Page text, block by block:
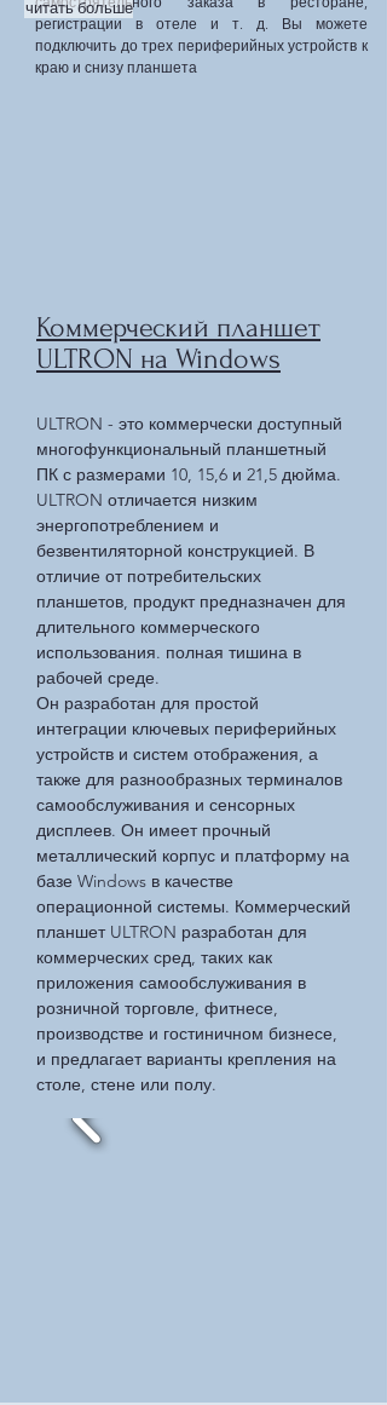
регистрации в отеле и т. д. Вы можете
подключить до трех периферийных устройств к
краю и снизу планшета
читать больше
Коммерческий планшет
ULTRON на Windows
ULTRON - это коммерчески доступный
многофункциональный планшетный
ПК с размерами 10, 15,6 и 21,5 дюйма.
ULTRON отличается низким
энергопотреблением и
безвентиляторной конструкцией. В
отличие от потребительских
планшетов, продукт предназначен для
длительного коммерческого
использования. полная тишина в
рабочей среде.
Он разработан для простой
интеграции ключевых периферийных
устройств и систем отображения, а
также для разнообразных терминалов
самообслуживания и сенсорных
дисплеев. Он имеет прочный
металлический корпус и платформу на
базе Windows в качестве
операционной системы. Коммерческий
планшет ULTRON разработан для
коммерческих сред, таких как
приложения самообслуживания в
розничной торговле, фитнесе,
производстве и гостиничном бизнесе,
и предлагает варианты крепления на
столе, стене или полу.